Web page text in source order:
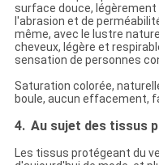
surface douce,
l'abrasion et de
même, avec le lustre
cheveux, légère et
sensation de personnes
Saturation colorée,
boule, aucun effacement,
4. Au sujet des tissus
Les tissus protégeant du